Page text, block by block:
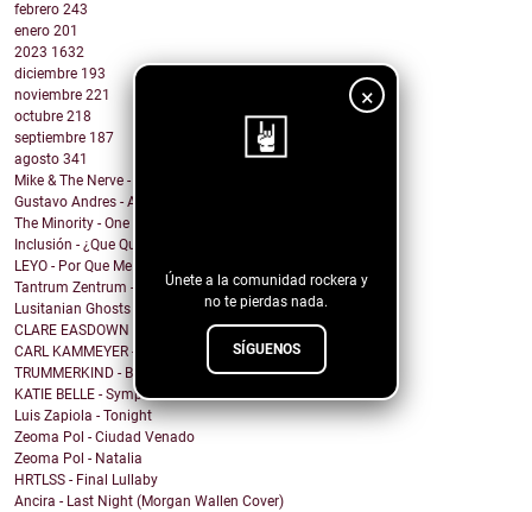
×
Únete a la comunidad rockera y
no te pierdas nada.
SÍGUENOS
febrero 243
enero 201
2023 1632
diciembre 193
noviembre 221
octubre 218
septiembre 187
agosto 341
Mike & The Nerve - Fool's Gold, False Idols
Gustavo Andres - AiRA
The Minority - One Of A Kind
Inclusión - ¿Que Quieres de Mí?
LEYO - Por Que Me Haces Llorar
Tantrum Zentrum - Don't Be A Fascist
Lusitanian Ghosts - September
CLARE EASDOWN - I Break
CARL KAMMEYER - One
TRUMMERKIND - Beauty Queen
KATIE BELLE - Symptoms
Luis Zapiola - Tonight
Zeoma Pol - Ciudad Venado
Zeoma Pol - Natalia
HRTLSS - Final Lullaby
Ancira - Last Night (Morgan Wallen Cover)